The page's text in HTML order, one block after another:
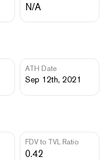
N/A
ATH Date
Sep 12th, 2021
FDV to TVL Ratio
0.42